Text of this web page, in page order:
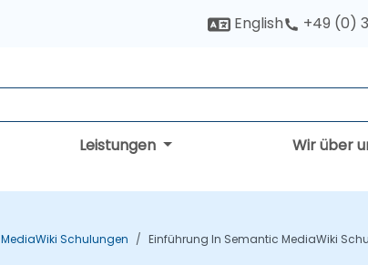
English +49 (0)
Leistungen Wir über
MediaWiki Schulungen Einführung In Semantic MediaWiki